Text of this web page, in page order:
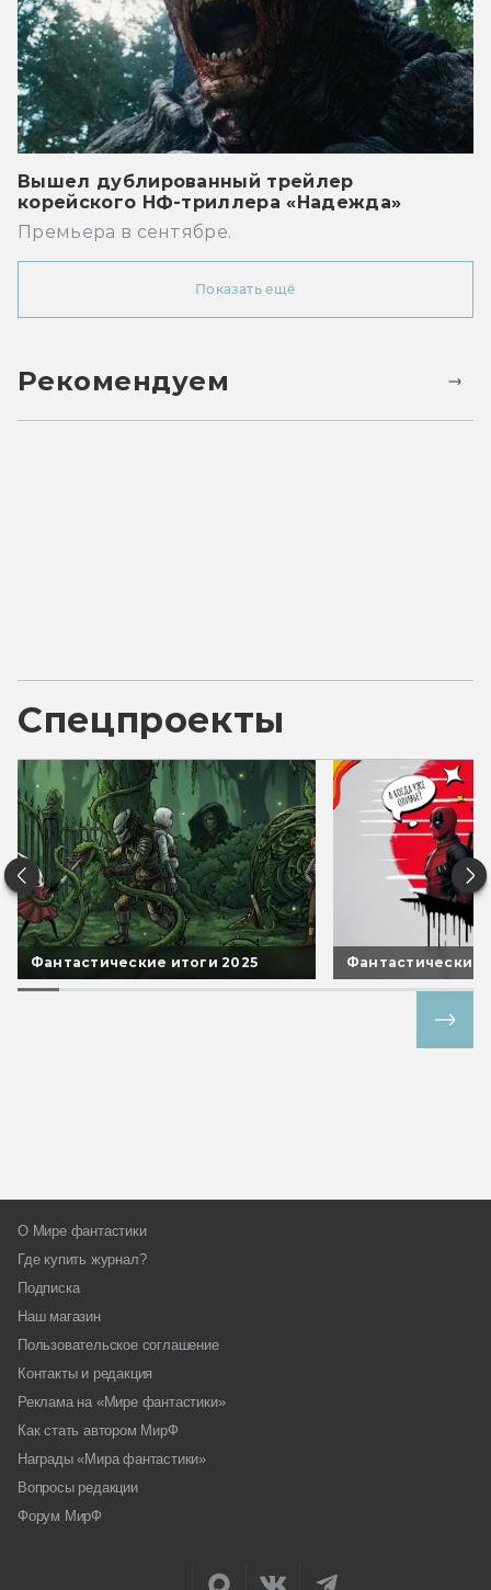
Вышел дублированный трейлер
корейского НФ-триллера «Надежда»
Премьера в сентябре.
Показать ещё
Рекомендуем
Спецпроекты
Фантастические итоги 2025 Фантастические
О Мире фантастики
Где купить журнал?
Подписка
Наш магазин
Пользовательское соглашение
Контакты и редакция
Реклама на «Мире фантастики»
Как стать автором МирФ
Награды «Мира фантастики»
Вопросы редакции
Форум МирФ